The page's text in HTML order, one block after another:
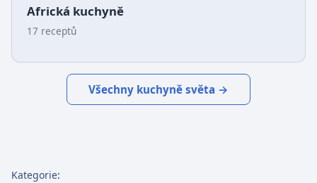
Africká kuchyně
17 receptů
Všechny kuchyně světa →
Kategorie: